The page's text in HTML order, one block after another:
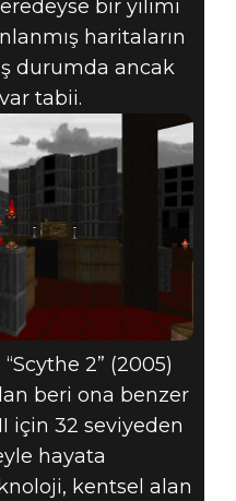
bir yılımı
haritaların
durumda ancak
tabii.
2” (2005)
beri ona benzer
için 32 seviyeden
hayata
kentsel alan